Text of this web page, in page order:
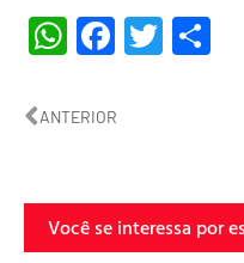
WhatsApp
ANTERIOR
Você se interessa por